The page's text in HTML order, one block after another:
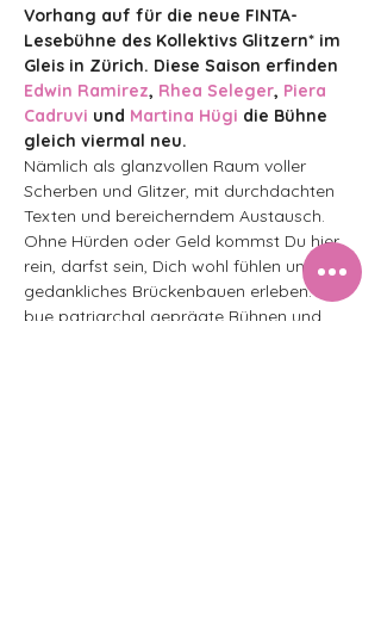
Vorhang auf für die neue FINTA-
Lesebühne des Kollektivs Glitzern* im
Gleis in Zürich. Diese Saison erfinden
Edwin Ramirez, Rhea Seleger, Piera
Cadruvi und Martina Hügi die Bühne
gleich viermal neu.
Nämlich als glanzvollen Raum voller
Scherben und Glitzer, mit durchdachten
Texten und bereicherndem Austausch.
Ohne Hürden oder Geld kommst Du hier
rein, darfst sein, Dich wohl fühlen und
gedankliches Brückenbauen erleben. Bye
bye patriarchal geprägte Bühnen und